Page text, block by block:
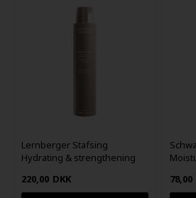
Lernberger Stafsing
Hydrating & strengthening
220,00 DKK 78,00